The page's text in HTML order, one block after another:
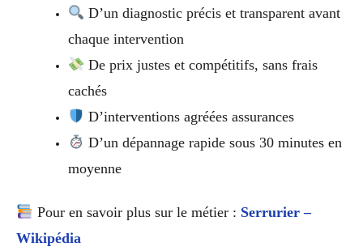
D’un diagnostic précis et transparent avant
chaque intervention
De prix justes et compétitifs, sans frais
cachés
D’interventions agréées assurances
D’un dépannage rapide sous 30 minutes en
moyenne
Pour en savoir plus sur le métier : Serrurier –
Wikipédia